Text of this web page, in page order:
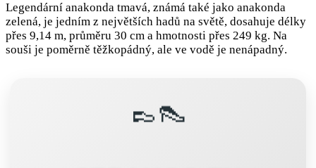
Legendární anakonda tmavá, známá také jako anakonda
zelená, je jedním z největších hadů na světě, dosahuje délky
přes 9,14 m, průměru 30 cm a hmotnosti přes 249 kg. Na
souši je poměrně těžkopádný, ale ve vodě je nenápadný.
👞👠